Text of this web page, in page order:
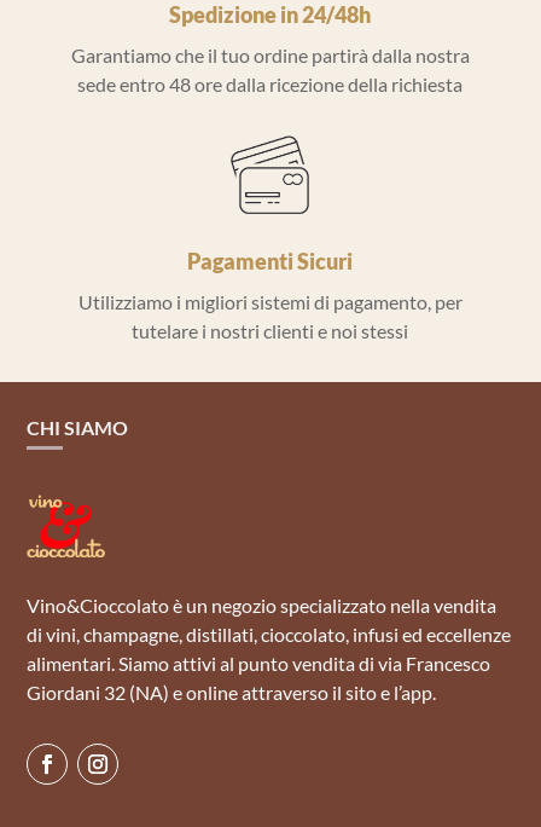
Spedizione in 24/48h
Garantiamo che il tuo ordine partirà dalla nostra
sede entro 48 ore dalla ricezione della richiesta
Pagamenti Sicuri
Utilizziamo i migliori sistemi di pagamento, per
tutelare i nostri clienti e noi stessi
CHI SIAMO
Vino&Cioccolato è un negozio specializzato nella vendita
di vini, champagne, distillati, cioccolato, infusi ed eccellenze
alimentari. Siamo attivi al punto vendita di via Francesco
Giordani 32 (NA) e online attraverso il sito e l’app.